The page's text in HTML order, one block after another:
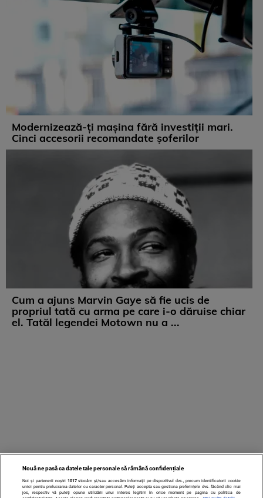
Modernizează-ți mașina fără investiții mari.
Cinci accesorii recomandate șoferilor
Cum a ajuns Marvin Gaye să fie ucis de
propriul tată cu arma pe care i-o dăruise chiar
el. Tatăl legendei Motown nu a ...
Nouă ne pasă ca datele tale personale să rămână confidențiale
Noi și partenerii noștri 1017stocăm și/sau accesăm informații pe dispozitivul dvs., precum identificatorii cookie
unici pentru prelucrarea datelor cu caracter personal. Puteți accepta sau gestiona preferințele dvs. făcând clic mai
jos, respectiv vă puteți opune utilizării unui interes legitim în orice moment pe pagina cu politica de